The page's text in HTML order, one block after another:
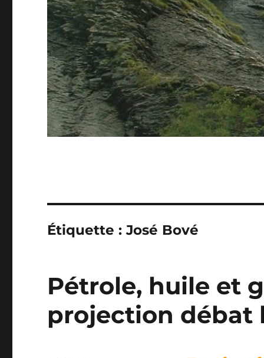
Étiquette :José Bové
Pétrole, huile et
projection débat